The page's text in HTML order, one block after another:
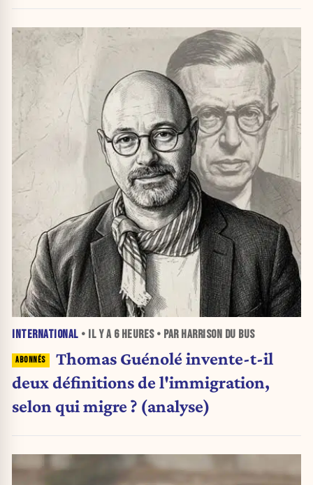
INTERNATIONAL • IL Y A 6 HEURES• PAR HARRISON DU BUS
Thomas Guénolé invente-t-il
deux définitions de l'immigration,
selon qui migre ? (analyse)